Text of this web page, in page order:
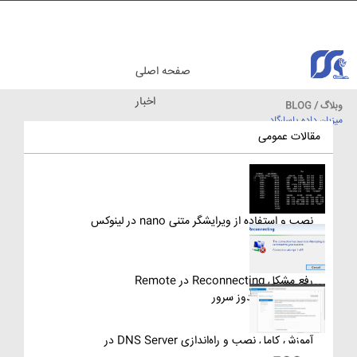
وبلاگ / BLOG
میزبان داده پاسارگاد
صفحه اصلی
اخبار
مقالات عمومی
نصب و استفاده از ویرایشگر متنی nano در لینوکس
رفع مشکل Reconnecting در Remote
Desktop ویندوز سرور
آموزش کامل نصب و راه‌اندازی DNS Server در